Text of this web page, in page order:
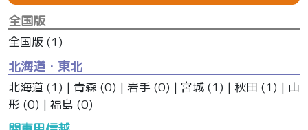
全国版
全国版 (1)
北海道・東北
北海道 (1) | 青森 (0) | 岩手 (0) | 宮城 (1) | 秋田 (1) | 山
形 (0) | 福島 (0)